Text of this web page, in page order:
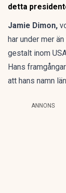
detta
Jamie Dimon,
har under mer
gestalt inom
Hans
att hans namn
ANNONS